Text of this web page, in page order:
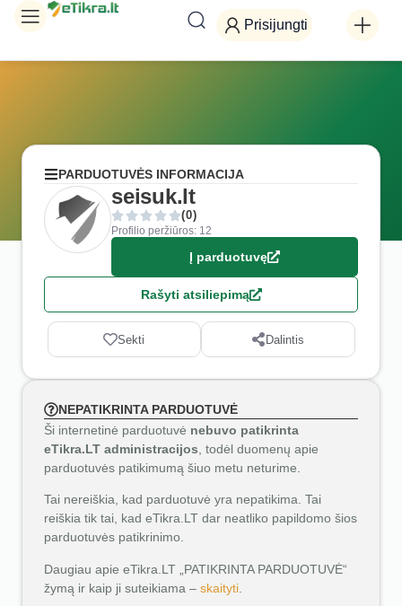
Prisijungti
PARDUOTUVĖS INFORMACIJA
seisuk.lt
(0)
Profilio peržiūros: 12
Į parduotuvę
Rašyti atsiliepimą
Sekti Dalintis
NEPATIKRINTA PARDUOTUVĖ
Ši internetinė parduotuvė nebuvo patikrinta
eTikra.LT administracijos , todėl duomenų apie
parduotuvės patikimumą šiuo metu neturime.
Tai nereiškia, kad parduotuvė yra nepatikima. Tai
reiškia tik tai, kad eTikra.LT dar neatliko papildomo šios
parduotuvės patikrinimo.
Daugiau apie eTikra.LT „PATIKRINTA PARDUOTUVĖ“
žymą ir kaip ji suteikiama – skaityti